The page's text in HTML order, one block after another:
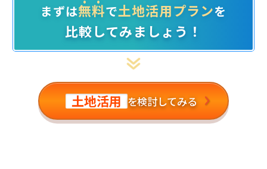
まずは無料で土地活用プランを
比較してみましょう！
土地活用 を検討してみる